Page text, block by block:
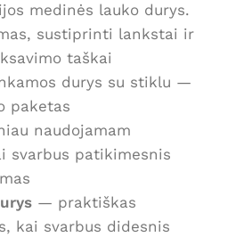
medinės lauko durys.
sustiprinti lankstai ir
taškai
durys su stiklu —
paketas
naudojamam
svarbus patikimesnis
— praktiškas
kai svarbus didesnis